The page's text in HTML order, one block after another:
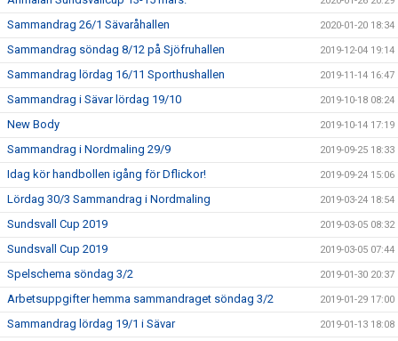
Sammandrag 26/1 Sävaråhallen 2020-01-20 18:34
Sammandrag söndag 8/12 på Sjöfruhallen 2019-12-04 19:14
Sammandrag lördag 16/11 Sporthushallen 2019-11-14 16:47
Sammandrag i Sävar lördag 19/10 2019-10-18 08:24
New Body 2019-10-14 17:19
Sammandrag i Nordmaling 29/9 2019-09-25 18:33
Idag kör handbollen igång för Dflickor! 2019-09-24 15:06
Lördag 30/3 Sammandrag i Nordmaling 2019-03-24 18:54
Sundsvall Cup 2019 2019-03-05 08:32
Sundsvall Cup 2019 2019-03-05 07:44
Spelschema söndag 3/2 2019-01-30 20:37
Arbetsuppgifter hemma sammandraget söndag 3/2 2019-01-29 17:00
Sammandrag lördag 19/1 i Sävar 2019-01-13 18:08